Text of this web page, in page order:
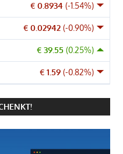
€ 0.8934 (-1.54%)
€ 0.02942 (-0.90%)
€ 39.55 (0.25%)
€ 1.59 (-0.82%)